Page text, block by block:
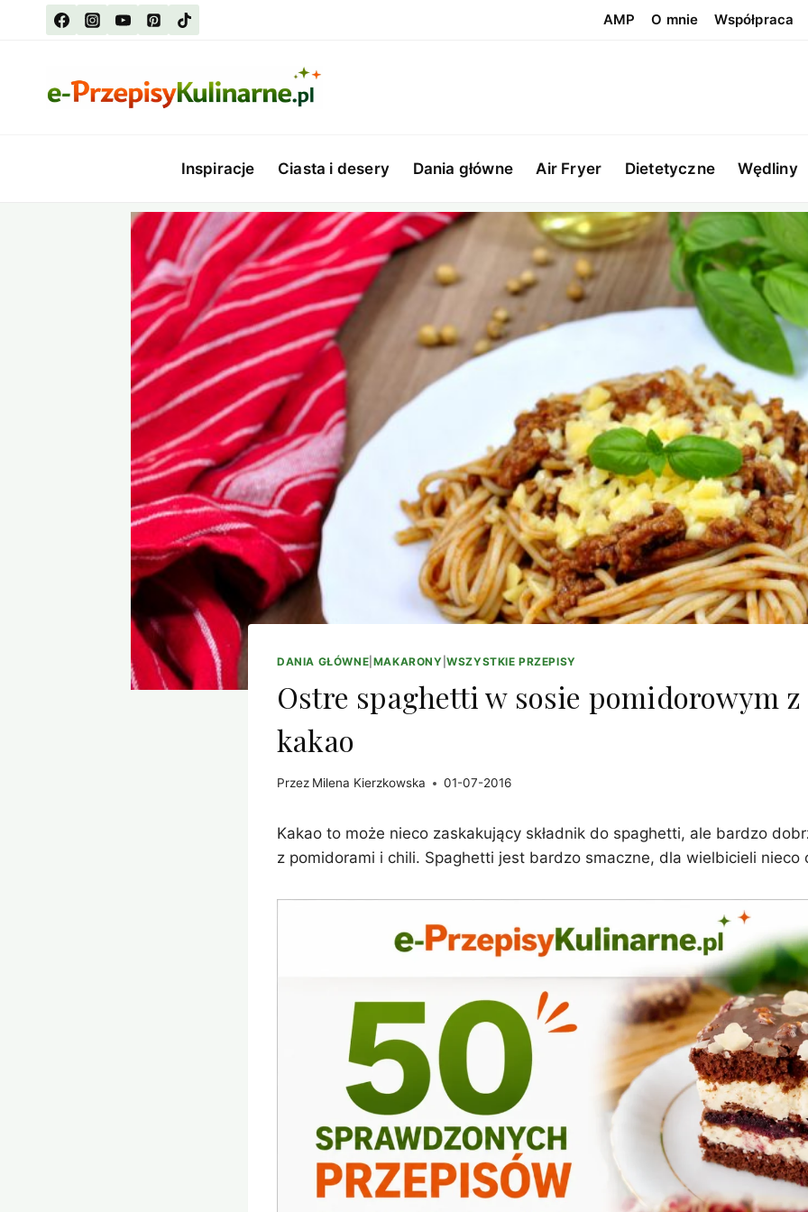
AMP O mnie Współpraca
Inspiracje Ciasta i desery Dania główne Air Fryer Dietetyczne Wędliny
DANIA GŁÓWNE MAKARONY |WSZYSTKIE PRZEPISY
Ostre spaghetti w sosie pomidorowym
kakao
Przez Milena Kierzkowska 01-07-2016
Kakao to może nieco zaskakujący składnik do spaghetti, ale bardzo
z pomidorami i chili. Spaghetti jest bardzo smaczne, dla wielbicieli nieco